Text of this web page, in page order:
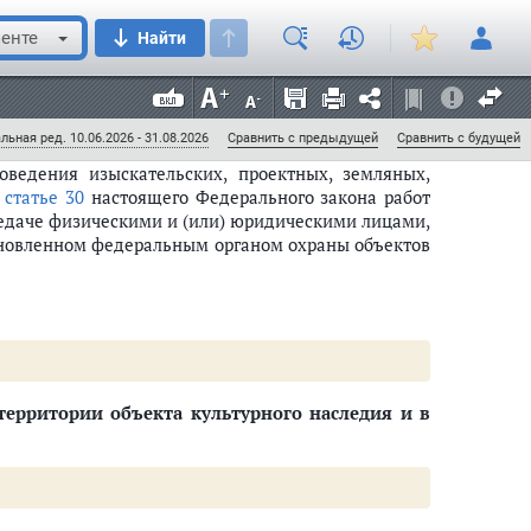
Найти
наследия
в неудовлетворительном состоянии
учет объектов, обладающих признаками объекта
в соответствии со статьей 64 настоящего Федерального закона
документации
ред. 10.06.2026 - 31.08.2026 Сравнить с предыдущей Сравнить с будущей
объекта культурного наследия, включенного в
обладающего признаками объекта культурного
правила землепользования и застройки вносятся
изыскательских, проектных, земляных,
статье 30 настоящего Федерального закона работ
физическими и (или) юридическими лицами,
федеральным органом охраны объектов
объекта культурного наследия и в